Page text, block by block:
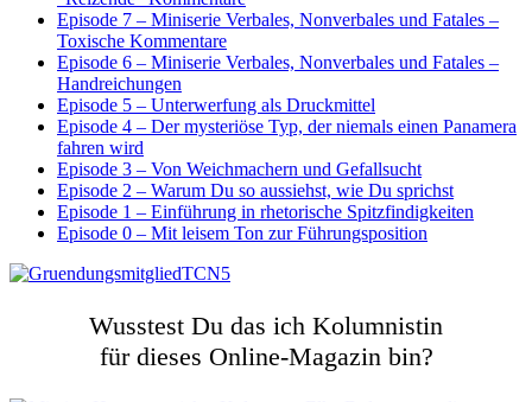
Episode 7 – Miniserie Verbales, Nonverbales und Fatales –
Toxische Kommentare
Episode 6 – Miniserie Verbales, Nonverbales und Fatales –
Handreichungen
Episode 5 – Unterwerfung als Druckmittel
Episode 4 – Der mysteriöse Typ, der niemals einen Panamera
fahren wird
Episode 3 – Von Weichmachern und Gefallsucht
Episode 2 – Warum Du so aussiehst, wie Du sprichst
Episode 1 – Einführung in rhetorische Spitzfindigkeiten
Episode 0 – Mit leisem Ton zur Führungsposition
Wusstest Du das ich Kolumnistin
für dieses Online-Magazin bin?